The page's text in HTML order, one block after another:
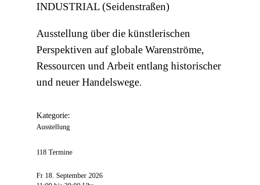
INDUSTRIAL (Seidenstraßen)
Ausstellung über die künstlerischen
Perspektiven auf globale Warenströme,
Ressourcen und Arbeit entlang historischer
und neuer Handelswege.
Kategorie:
Ausstellung
118 Termine
Fr 18. September 2026